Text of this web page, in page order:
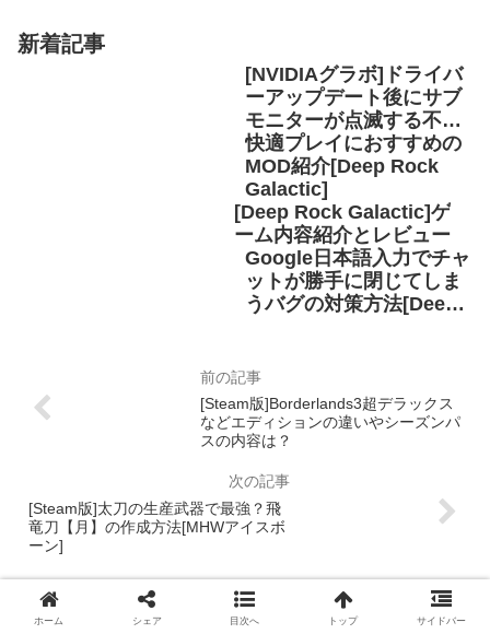
新着記事
[NVIDIAグラボ]ドライバ
ーアップデート後にサブ
モニターが点滅する不具
合の解決方法
快適プレイにおすすめの
MOD紹介[Deep Rock
Galactic]
[Deep Rock Galactic]ゲ
ーム内容紹介とレビュー
Google日本語入力でチャ
ットが勝手に閉じてしま
うバグの対策方法[Deep
[Steam版]Borderlands3超デラックス
などエディションの違いやシーズンパ
スの内容は？
[Steam版]太刀の生産武器で最強？飛
竜刀【月】の作成方法[MHWアイスボ
ーン]
コメント
ホーム シェア 目次へ トップ サイドバー